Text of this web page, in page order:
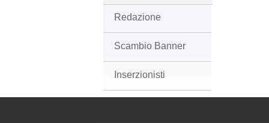
Redazione
Scambio Banner
Inserzionisti